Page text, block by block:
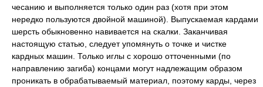
чесанию и выполняется только один раз (хотя при этом
нередко пользуются двойной машиной). Выпускаемая кардами
шерсть обыкновенно навивается на скалки. Заканчивая
настоящую статью, следует упомянуть о точке и чистке
кардных машин. Только иглы с хорошо отточенными (по
направлению загиба) концами могут надлежащим образом
проникать в обрабатываемый материал, поэтому карды, через